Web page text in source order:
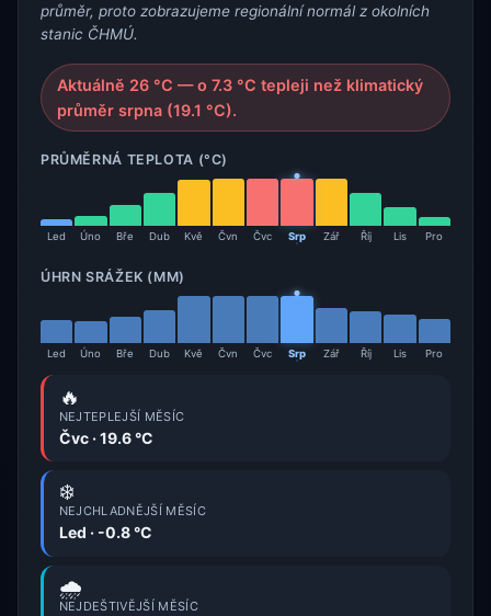
průměr, proto zobrazujeme regionální normál z okolních
stanic ČHMÚ.
Aktuálně 26 °C — o 7.3 °C tepleji než klimatický
průměr srpna (19.1 °C).
PRŮMĚRNÁ TEPLOTA (°C)
Led Úno Bře Dub Kvě Čvn Čvc Srp Zář Říj Lis Pro
ÚHRN SRÁŽEK (MM)
Led Úno Bře Dub Kvě Čvn Čvc Srp Zář Říj Lis Pro
🔥
NEJTEPLEJŠÍ MĚSÍC
Čvc · 19.6 °C
❄️
NEJCHLADNĚJŠÍ MĚSÍC
Led · -0.8 °C
🌧️
NEJDEŠTIVĚJŠÍ MĚSÍC